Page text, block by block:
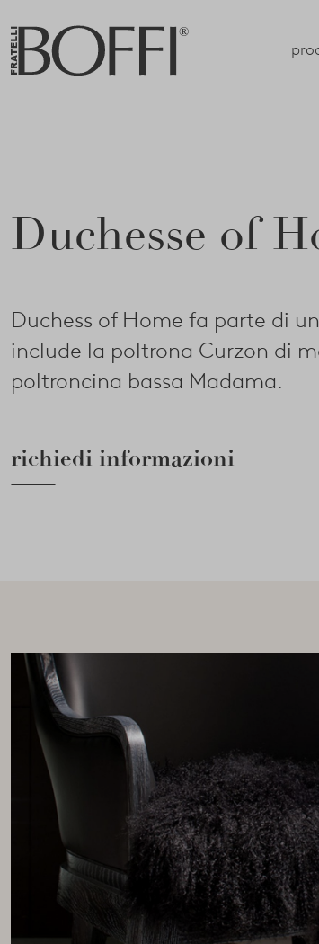
Duchesse of
Duchess of Home fa parte di
include la poltrona Curzon di
poltroncina bassa Madama.
richiedi informazioni